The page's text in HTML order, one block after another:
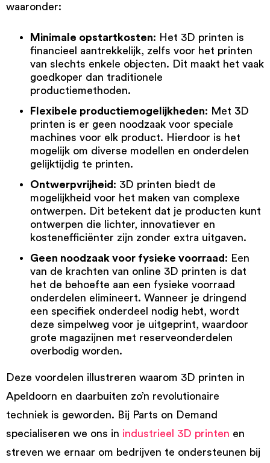
waaronder:
Minimale opstartkosten: Het 3D printen is
financieel aantrekkelijk, zelfs voor het printen
van slechts enkele objecten. Dit maakt het vaak
goedkoper dan traditionele
productiemethoden.
Flexibele productiemogelijkheden: Met 3D
printen is er geen noodzaak voor speciale
machines voor elk product. Hierdoor is het
mogelijk om diverse modellen en onderdelen
gelijktijdig te printen.
Ontwerpvrijheid : 3D printen biedt de
mogelijkheid voor het maken van complexe
ontwerpen. Dit betekent dat je producten kunt
ontwerpen die lichter, innovatiever en
kostenefficiënter zijn zonder extra uitgaven.
Geen noodzaak voor fysieke voorraad : Een
van de krachten van online 3D printen is dat
het de behoefte aan een fysieke voorraad
onderdelen elimineert. Wanneer je dringend
een specifiek onderdeel nodig hebt, wordt
deze simpelweg voor je uitgeprint, waardoor
grote magazijnen met reserveonderdelen
overbodig worden.
Deze voordelen illustreren waarom 3D printen in
Apeldoorn en daarbuiten zo’n revolutionaire
techniek is geworden. Bij Parts on Demand
specialiseren we ons in industrieel 3D printen en
streven we ernaar om bedrijven te ondersteunen bij